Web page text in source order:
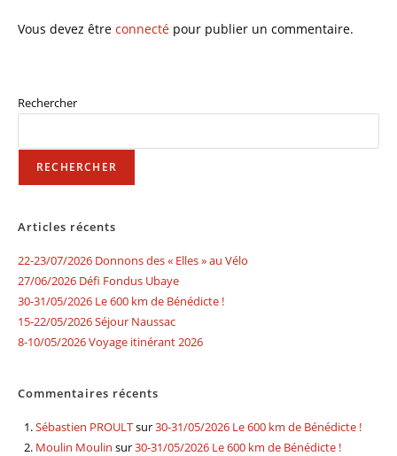
Vous devez être connecté pour publier un commentaire.
Rechercher
RECHERCHER
Articles récents
22-23/07/2026 Donnons des « Elles » au Vélo
27/06/2026 Défi Fondus Ubaye
30-31/05/2026 Le 600 km de Bénédicte !
15-22/05/2026 Séjour Naussac
8-10/05/2026 Voyage itinérant 2026
Commentaires récents
Sébastien PROULTsur30-31/05/2026 Le 600 km de Bénédicte !
Moulin Moulin sur30-31/05/2026 Le 600 km de Bénédicte !